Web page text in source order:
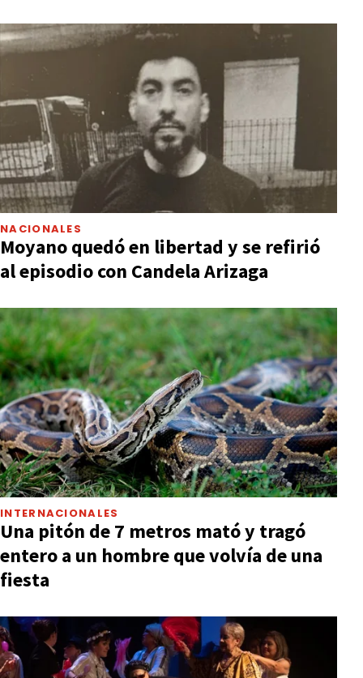
NACIONALES
Moyano quedó en libertad y se refirió
al episodio con Candela Arizaga
INTERNACIONALES
Una pitón de 7 metros mató y tragó
entero a un hombre que volvía de una
fiesta